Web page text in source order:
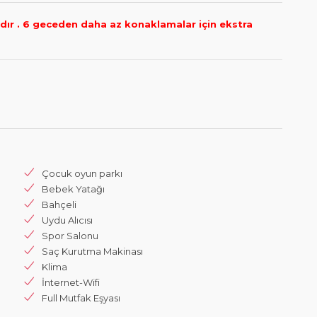
. 6 geceden daha az konaklamalar için ekstra
Çocuk oyun parkı
Bebek Yatağı
Bahçeli
Uydu Alıcısı
Spor Salonu
Saç Kurutma Makinası
Klima
İnternet-Wifi
Full Mutfak Eşyası